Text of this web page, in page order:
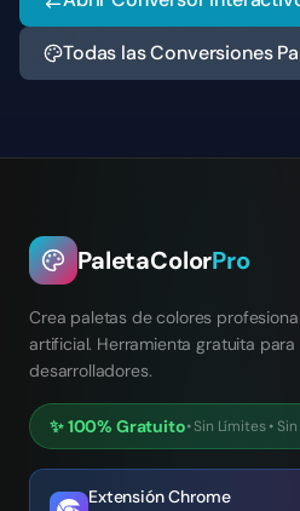
Todas las Conversiones
PaletaColorPro
Crea paletas de colores
artificial. Herramienta gratuita
desarrolladores.
✨100% Gratuito•Sin Límites•
Extensión Chrome